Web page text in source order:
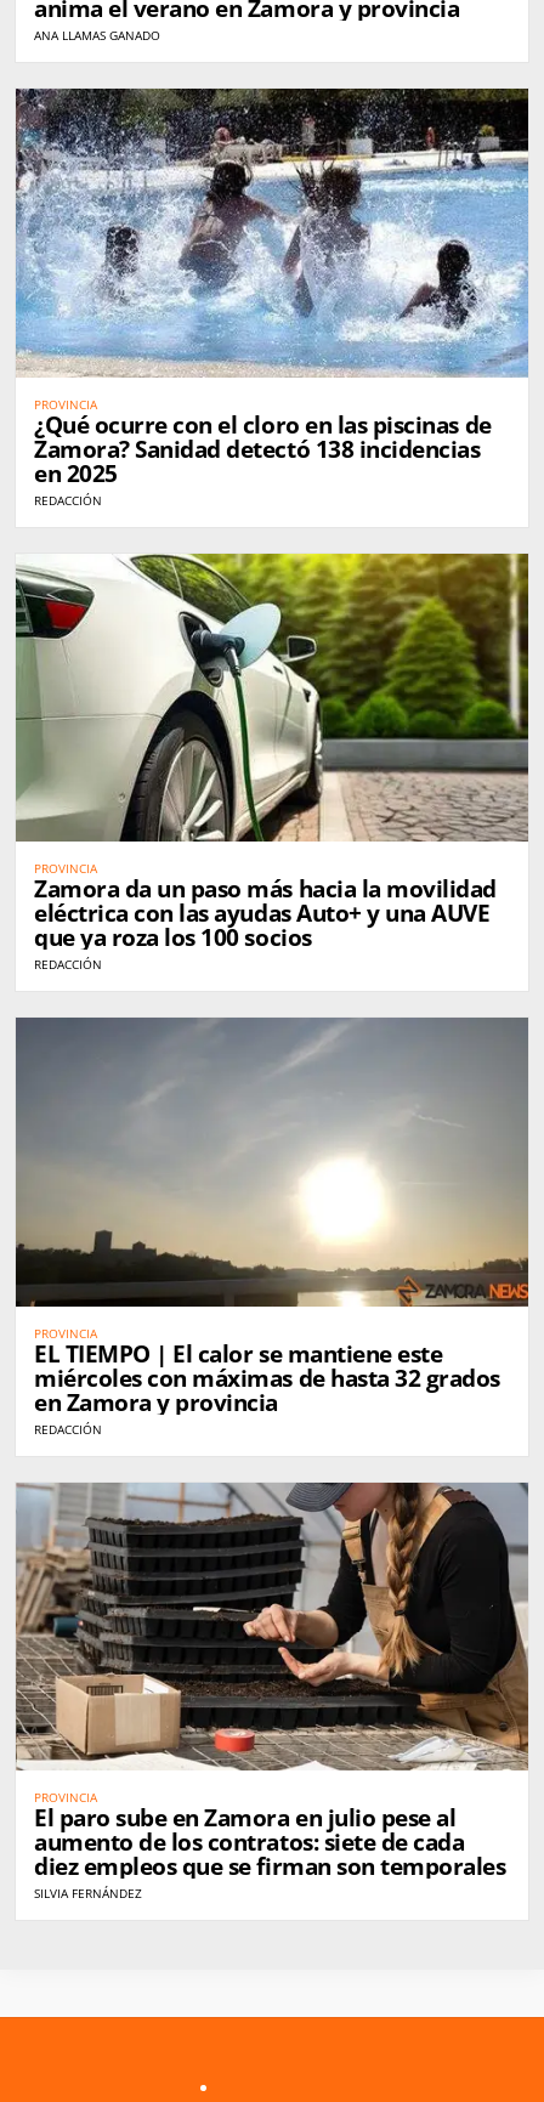
anima el verano en Zamora y provincia
ANA LLAMAS GANADO
PROVINCIA
¿Qué ocurre con el cloro en las piscinas de
Zamora? Sanidad detectó 138 incidencias
en 2025
REDACCIÓN
PROVINCIA
Zamora da un paso más hacia la movilidad
eléctrica con las ayudas Auto+ y una AUVE
que ya roza los 100 socios
REDACCIÓN
PROVINCIA
EL TIEMPO | El calor se mantiene este
miércoles con máximas de hasta 32 grados
en Zamora y provincia
REDACCIÓN
PROVINCIA
El paro sube en Zamora en julio pese al
aumento de los contratos: siete de cada
diez empleos que se firman son temporales
SILVIA FERNÁNDEZ